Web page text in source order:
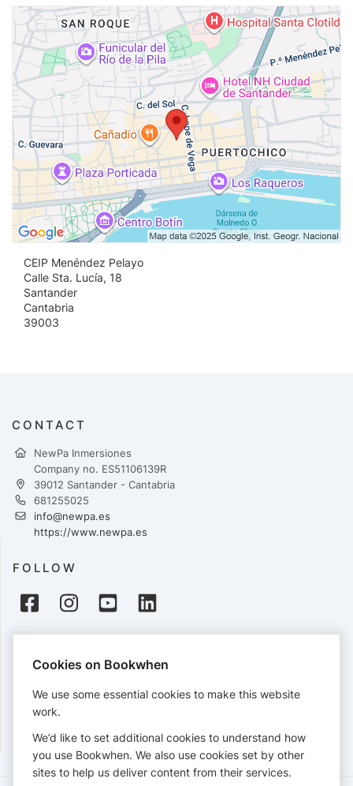
CEIP Menéndez Pelayo
Calle Sta. Lucía, 18
Santander
Cantabria
39003
CONTACT
NewPa Inmersiones
Company no. ES51106139R
39012 Santander - Cantabria
681255025
info@newpa.es
https://www.newpa.es
FOLLOW
Cards accepted:
View our refund policy.
Cookies on Bookwhen
We use some essential cookies to make this website
work.
We’d like to set additional cookies to understand how
you use Bookwhen. We also use cookies set by other
sites to help us deliver content from their services.